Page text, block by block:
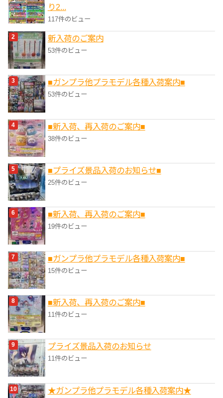
り2...
117件のビュー
新入荷のご案内
53件のビュー
■ガンプラ他プラモデル各種入荷案内■
53件のビュー
■新入荷、再入荷のご案内■
38件のビュー
■プライズ景品入荷のお知らせ■
25件のビュー
■新入荷、再入荷のご案内■
19件のビュー
■ガンプラ他プラモデル各種入荷案内■
15件のビュー
■新入荷、再入荷のご案内■
11件のビュー
プライズ景品入荷のお知らせ
11件のビュー
★ガンプラ他プラモデル各種入荷案内★